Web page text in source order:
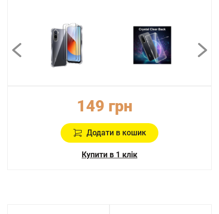
149 грн
Додати в кошик
Купити в 1 клік